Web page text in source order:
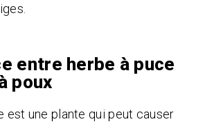
entre herbe à puce
poux
est une plante qui peut causer